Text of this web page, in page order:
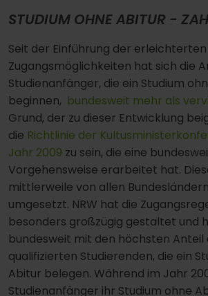
STUDIUM OHNE ABITUR -
Seit der Einführung der erleichterten
Zugangsmöglichkeiten hat sich die
Studienanfänger, die ein Studium
beginnen, bundesweit mehr als
Grund, der zu dieser Entwicklung
die Richtlinie der
Jahr 2009 zu sein, die eine
Vorgehensweise erarbeitet hat.
mittlerweile von allen
umgesetzt. NRW hat die
besonders großzügig gestaltet und
bundesweit mit den höchsten Anteil
qualifizierten Studierenden, die ein
Abitur belegen. Während im Jahr
Studienanfänger ihr Studium ohne